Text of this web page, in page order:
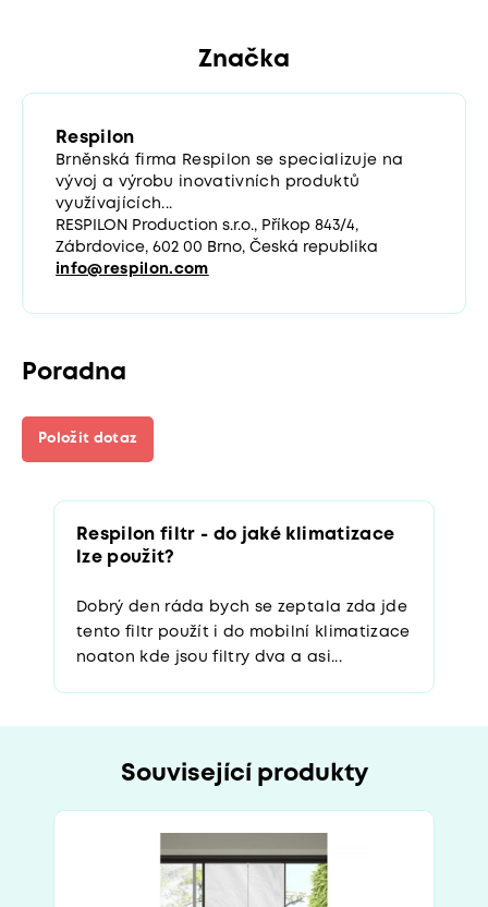
Značka
Respilon
Brněnská firma Respilon se specializuje na
vývoj a výrobu inovativních produktů
využívajících...
RESPILON Production s.r.o., Příkop 843/4,
Zábrdovice, 602 00 Brno, Česká republika
info@respilon.com
Poradna
Položit dotaz
Respilon filtr - do jaké klimatizace
lze použit?
Dobrý den ráda bych se zeptala zda jde
tento filtr použít i do mobilní klimatizace
noaton kde jsou filtry dva a asi...
Související produkty